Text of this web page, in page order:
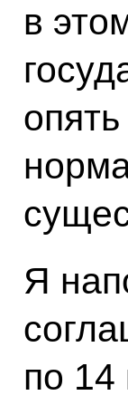
в
Я
по 14